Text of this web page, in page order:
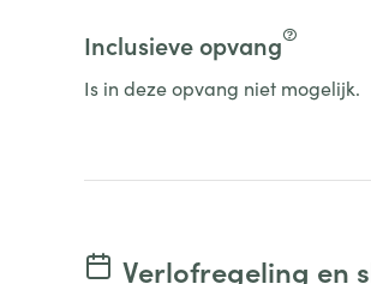
Inclusieve opvang
Is in deze opvang niet mogelijk.
Verlofregeling en